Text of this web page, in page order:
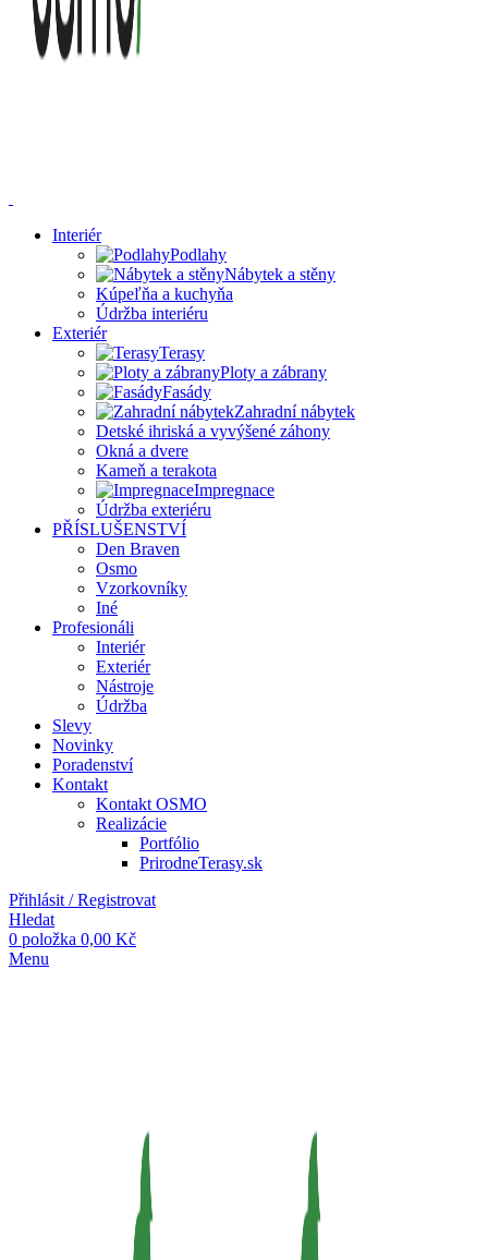
Interiér
Podlahy
Nábytek a stěny
Kúpeľňa a kuchyňa
Údržba interiéru
Exteriér
Terasy
Ploty a zábrany
Fasády
Zahradní nábytek
Detské ihriská a vyvýšené záhony
Okná a dvere
Kameň a terakota
Impregnace
Údržba exteriéru
PŘÍSLUŠENSTVÍ
Den Braven
Osmo
Vzorkovníky
Iné
Profesionáli
Interiér
Exteriér
Nástroje
Údržba
Slevy
Novinky
Poradenství
Kontakt
Kontakt OSMO
Realizácie
Portfólio
PrirodneTerasy.sk
Přihlásit / Registrovat
Hledat
0 položka 0,00 Kč
Menu